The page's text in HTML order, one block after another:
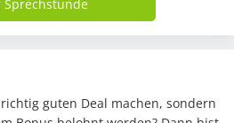
Sprechstunde
guten Deal machen, sondern